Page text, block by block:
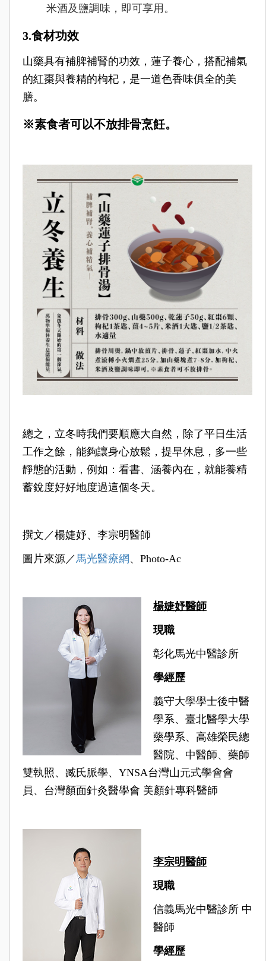
米酒及鹽調味，即可享用。
3.食材功效
山藥具有補脾補腎的功效，蓮子養心，搭配補氣
的紅棗與養精的枸杞，是一道色香味俱全的美
膳。
※素食者可以不放排骨烹飪。
總之，立冬時我們要順應大自然，除了平日生活
工作之餘，能夠讓身心放鬆，提早休息，多一些
靜態的活動，例如：看書、涵養內在，就能養精
蓄銳度好好地度過這個冬天。
撰文／楊婕妤、 李宗明醫師
圖片來源／ 馬光醫療網、Photo-Ac
楊婕妤醫師
現職
彰化馬光中醫診所
學經歷
義守大學學士後中醫
學系、 臺北醫學大學
藥學系、 高雄榮民總
醫院、 中醫師、藥師
雙執照、 臧氏脈學、 YNSA台灣山元式學會會
員、 台灣顏面針灸醫學會 美顏針專科醫師
李宗明醫師
現職
信義馬光中醫診所 中
醫師
學經歷